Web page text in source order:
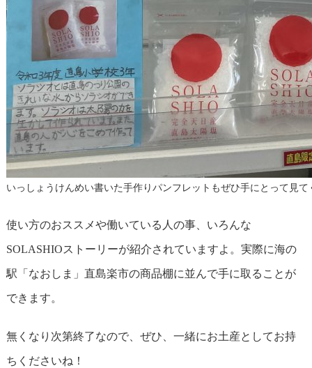
いっしょうけんめい書いた手作りパンフレットもぜひ手にとって見て
使い方のおススメや働いている人の事、いろんな
SOLASHIOストーリーが紹介されていますよ。実際に海の
駅「なおしま」直島楽市の商品棚に並んで手に取ることが
できます。
無くなり次第終了なので、ぜひ、一緒にお土産としてお持
ちくださいね！